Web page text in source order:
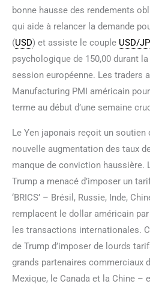
bonne hausse des rendements
qui aide à relancer la demande
(USD) et assiste le couple USD/
psychologique de 150,00 durant
session européenne. Les traders
Manufacturing PMI américain
terme au début d’une semaine
Le Yen japonais reçoit un soutien
nouvelle augmentation des taux
manque de conviction haussière.
Trump a menacé d’imposer un
‘BRICS’ – Brésil, Russie, Inde,
remplacent le dollar américain
les transactions internationales.
de Trump d’imposer de lourds
grands partenaires commerciaux
Mexique, le Canada et la Chine –